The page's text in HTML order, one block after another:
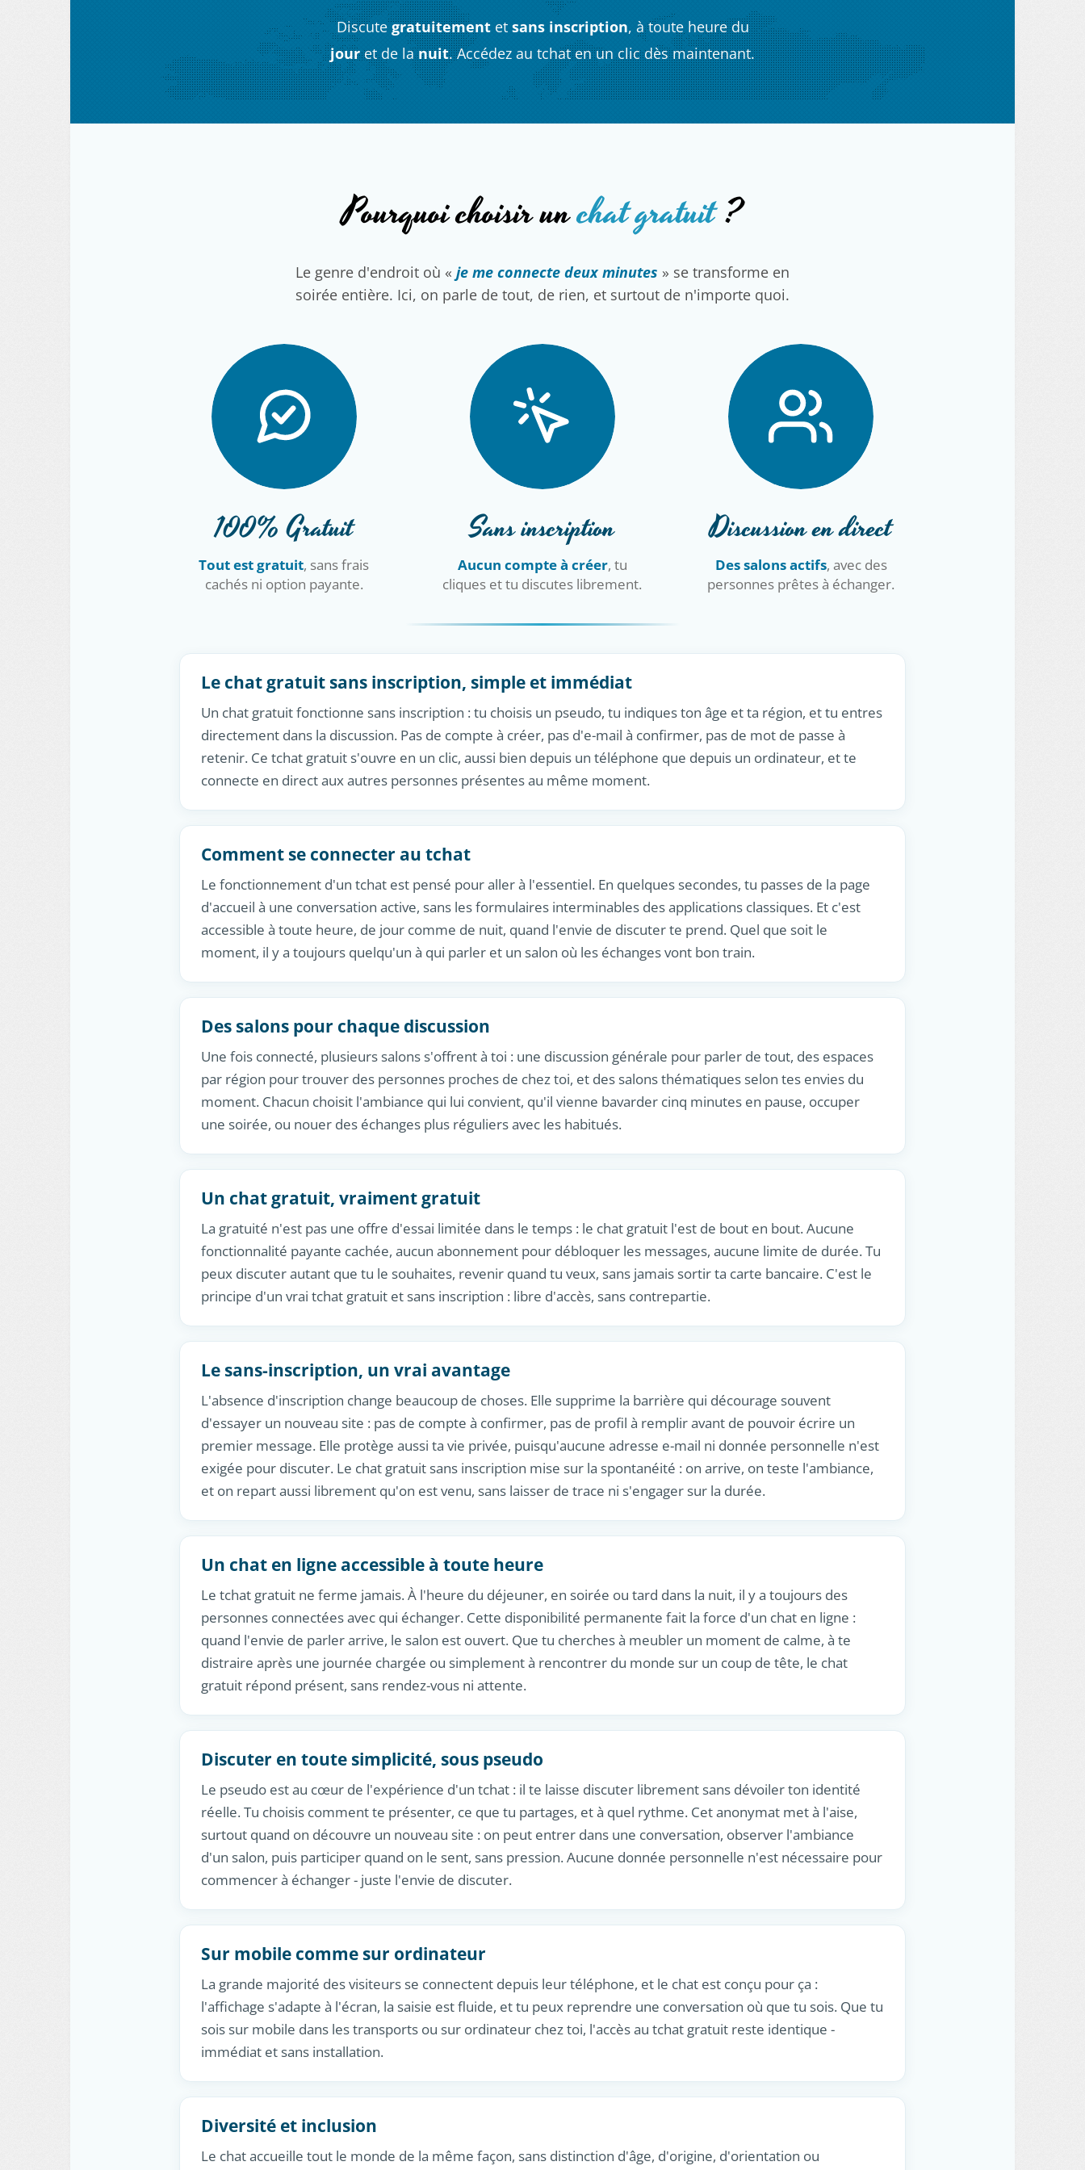
Discutegratuitementet sans inscription, à toute heure du
jouret de lanuit. Accédez au tchat en un clic dès maintenant.
Pourquoi choisir unchat gratuit?
Le genre d'endroit où « je me connecte deux minutes » se transforme en
soirée entière. Ici, on parle de tout, de rien, et surtout de n'importe quoi.
100% Gratuit
Tout est gratuit, sans frais
cachés ni option payante.
Sans inscription
Aucun compte à créer, tu
cliques et tu discutes librement.
Discussion en direct
Des salons actifs, avec des
personnes prêtes à échanger.
Le chat gratuit sans inscription, simple et immédiat
Un chat gratuit fonctionne sans inscription : tu choisis un pseudo, tu indiques ton âge et ta région, et tu entres
directement dans la discussion. Pas de compte à créer, pas d'e-mail à confirmer, pas de mot de passe à
retenir. Ce tchat gratuit s'ouvre en un clic, aussi bien depuis un téléphone que depuis un ordinateur, et te
connecte en direct aux autres personnes présentes au même moment.
Comment se connecter au tchat
Le fonctionnement d'un tchat est pensé pour aller à l'essentiel. En quelques secondes, tu passes de la page
d'accueil à une conversation active, sans les formulaires interminables des applications classiques. Et c'est
accessible à toute heure, de jour comme de nuit, quand l'envie de discuter te prend. Quel que soit le
moment, il y a toujours quelqu'un à qui parler et un salon où les échanges vont bon train.
Des salons pour chaque discussion
Une fois connecté, plusieurs salons s'offrent à toi : une discussion générale pour parler de tout, des espaces
par région pour trouver des personnes proches de chez toi, et des salons thématiques selon tes envies du
moment. Chacun choisit l'ambiance qui lui convient, qu'il vienne bavarder cinq minutes en pause, occuper
une soirée, ou nouer des échanges plus réguliers avec les habitués.
Un chat gratuit, vraiment gratuit
La gratuité n'est pas une offre d'essai limitée dans le temps : le chat gratuit l'est de bout en bout. Aucune
fonctionnalité payante cachée, aucun abonnement pour débloquer les messages, aucune limite de durée. Tu
peux discuter autant que tu le souhaites, revenir quand tu veux, sans jamais sortir ta carte bancaire. C'est le
principe d'un vrai tchat gratuit et sans inscription : libre d'accès, sans contrepartie.
Le sans-inscription, un vrai avantage
L'absence d'inscription change beaucoup de choses. Elle supprime la barrière qui décourage souvent
d'essayer un nouveau site : pas de compte à confirmer, pas de profil à remplir avant de pouvoir écrire un
premier message. Elle protège aussi ta vie privée, puisqu'aucune adresse e-mail ni donnée personnelle n'est
exigée pour discuter. Le chat gratuit sans inscription mise sur la spontanéité : on arrive, on teste l'ambiance,
et on repart aussi librement qu'on est venu, sans laisser de trace ni s'engager sur la durée.
Un chat en ligne accessible à toute heure
Le tchat gratuit ne ferme jamais. À l'heure du déjeuner, en soirée ou tard dans la nuit, il y a toujours des
personnes connectées avec qui échanger. Cette disponibilité permanente fait la force d'un chat en ligne :
quand l'envie de parler arrive, le salon est ouvert. Que tu cherches à meubler un moment de calme, à te
distraire après une journée chargée ou simplement à rencontrer du monde sur un coup de tête, le chat
gratuit répond présent, sans rendez-vous ni attente.
Discuter en toute simplicité, sous pseudo
Le pseudo est au cœur de l'expérience d'un tchat : il te laisse discuter librement sans dévoiler ton identité
réelle. Tu choisis comment te présenter, ce que tu partages, et à quel rythme. Cet anonymat met à l'aise,
surtout quand on découvre un nouveau site : on peut entrer dans une conversation, observer l'ambiance
d'un salon, puis participer quand on le sent, sans pression. Aucune donnée personnelle n'est nécessaire pour
commencer à échanger - juste l'envie de discuter.
Sur mobile comme sur ordinateur
La grande majorité des visiteurs se connectent depuis leur téléphone, et le chat est conçu pour ça :
l'affichage s'adapte à l'écran, la saisie est fluide, et tu peux reprendre une conversation où que tu sois. Que tu
sois sur mobile dans les transports ou sur ordinateur chez toi, l'accès au tchat gratuit reste identique -
immédiat et sans installation.
Diversité et inclusion
Le chat accueille tout le monde de la même façon, sans distinction d'âge, d'origine, d'orientation ou